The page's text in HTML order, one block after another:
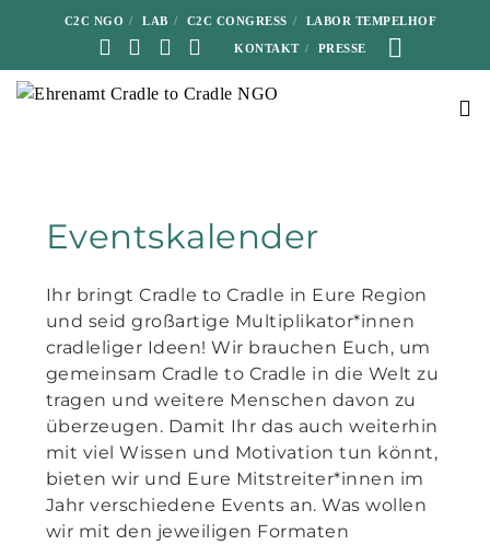
C2C NGO LAB C2C CONGRESS LABOR TEMPELHOF
KONTAKT PRESSE
Eventskalender
Ihr bringt Cradle to Cradle in Eure Region
und seid großartige Multiplikator*innen
cradleliger Ideen! Wir brauchen Euch, um
gemeinsam Cradle to Cradle in die Welt zu
tragen und weitere Menschen davon zu
überzeugen. Damit Ihr das auch weiterhin
mit viel Wissen und Motivation tun könnt,
bieten wir und Eure Mitstreiter*innen im
Jahr verschiedene Events an. Was wollen
wir mit den jeweiligen Formaten